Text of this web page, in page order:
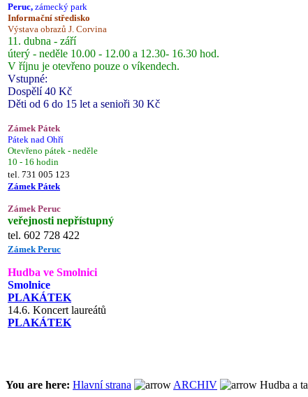
Peruc, zámecký park
Informační středisko
Výstava obrazů J. Corvina
11. dubna - září
úterý - neděle 10.00 - 12.00 a 12.30- 16.30 hod.
V říjnu je otevřeno pouze o víkendech.
Vstupné:
Dospělí 40 Kč
Děti od 6 do 15 let a senioři 30 Kč
Zámek Pátek
Pátek nad Ohří
Otevřeno pátek - neděle
10 - 16 hodin
tel. 731 005 123
Zámek Pátek
Zámek Peruc
veřejnosti nepřístupný
tel. 602 728 422
Zámek Peruc
Hudba ve Smolnici
Smolnice
PLAKÁTEK
14.6. Koncert laureátů
PLAKÁTEK
You are here: Hlavní strana ARCHIV Hudba a